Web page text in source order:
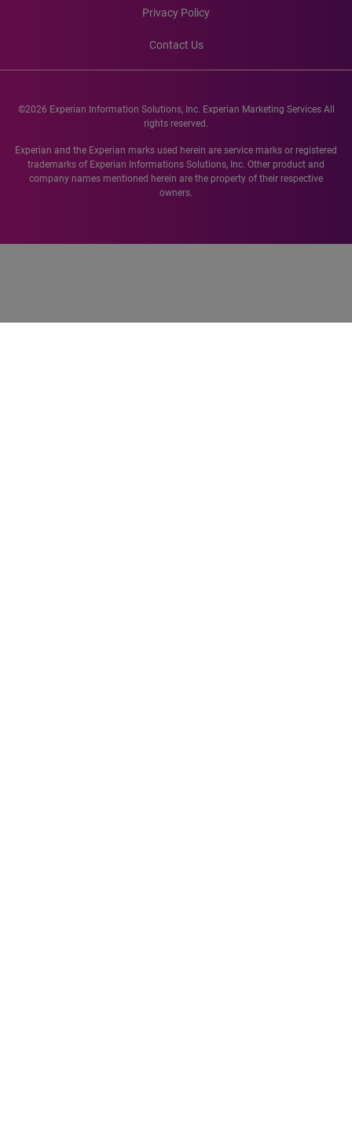
Privacy Policy
Contact Us
©2026 Experian Information Solutions, Inc. Experian Marketing Services All
rights reserved.
Experian and the Experian marks used herein are service marks or registered
trademarks of Experian Informations Solutions, Inc. Other product and
company names mentioned herein are the property of their respective
owners.